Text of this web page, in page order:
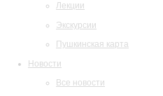
Лекции
Экскурсии
Пушкинская карта
Новости
Все новости